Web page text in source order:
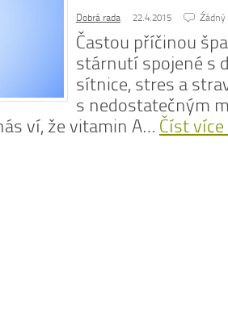
Dobrá rada 22.4.2015 Źádný
Častou příčinou
stárnutí spojené s
sítnice, stres a
s nedostatečným
ví, že vitamin A… Číst více